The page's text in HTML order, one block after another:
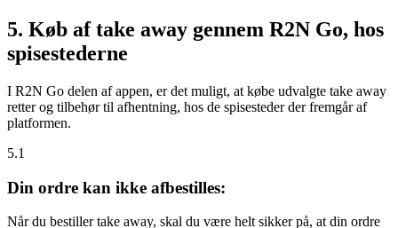
5. Køb af take away gennem R2N Go, hos
spisestederne
I R2N Go delen af appen, er det muligt, at købe udvalgte take away
retter og tilbehør til afhentning, hos de spisesteder der fremgår af
platformen.
5.1
Din ordre kan ikke afbestilles:
Når du bestiller take away, skal du være helt sikker på, at din ordre